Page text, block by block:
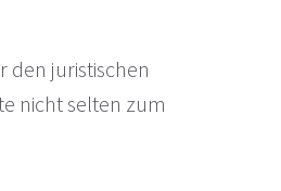
den juristischen
nicht selten zum